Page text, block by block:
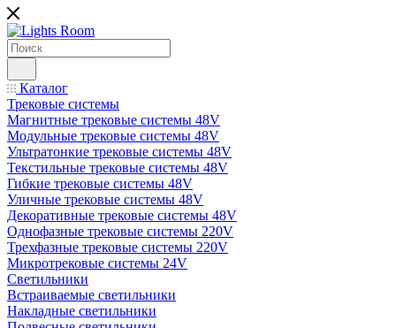
Каталог
Трековые системы
Магнитные трековые системы 48V
Модульные трековые системы 48V
Ультратонкие трековые системы 48V
Текстильные трековые системы 48V
Гибкие трековые системы 48V
Уличные трековые системы 48V
Декоративные трековые системы 48V
Однофазные трековые системы 220V
Трехфазные трековые системы 220V
Микротрековые системы 24V
Светильники
Встраиваемые светильники
Накладные светильники